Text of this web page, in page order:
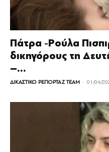
Πάτρα -Ρούλα
δικηγόρους τη
–...
ΔΙΚΑΣΤΙΚΟ ΡΕΠΟΡΤΑΖ TEAM - 01/04/